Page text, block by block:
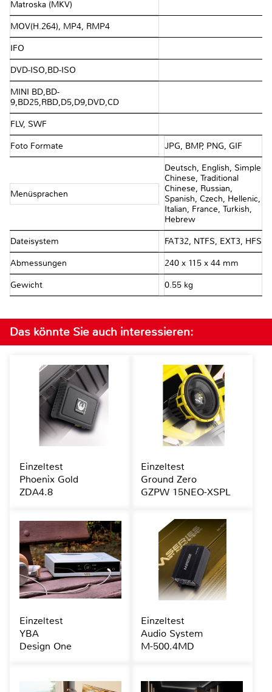
Matroska (MKV)
MOV(H.264), MP4, RMP4
IFO
DVD-ISO,BD-ISO
MINI BD,BD-
9,BD25,RBD,D5,D9,DVD,CD
FLV, SWF
Foto Formate JPG, BMP, PNG, GIF
Menüsprachen
Deutsch, English, Simple
Chinese, Traditional
Chinese, Russian,
Spanish, Czech, Hellenic,
Italian, France, Turkish,
Hebrew
Dateisystem FAT32, NTFS, EXT3, HFS
Abmessungen 240 x 115 x 44 mm
Gewicht 0.55 kg
Das könnte Sie auch interessieren:
Einzeltest
Phoenix Gold
ZDA4.8
Einzeltest
Ground Zero
GZPW 15NEO-XSPL
Einzeltest
YBA
Design One
Einzeltest
Audio System
M-500.4MD